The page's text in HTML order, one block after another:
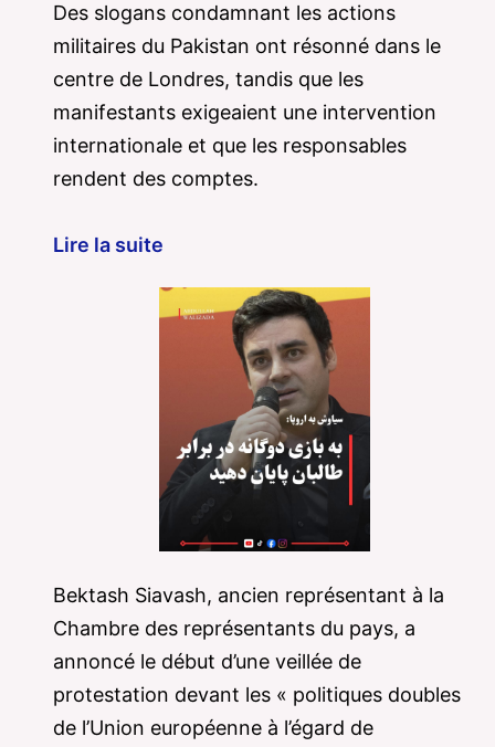
Des slogans condamnant les actions
militaires du Pakistan ont résonné dans le
centre de Londres, tandis que les
manifestants exigeaient une intervention
internationale et que les responsables
rendent des comptes.
Lire la suite
Bektash Siavash, ancien représentant à la
Chambre des représentants du pays, a
annoncé le début d’une veillée de
protestation devant les « politiques doubles
de l’Union européenne à l’égard de